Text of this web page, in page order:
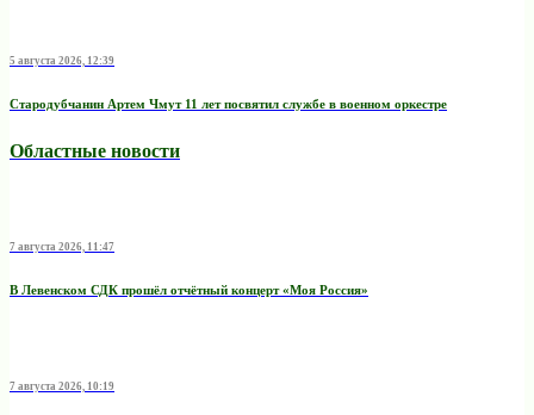
5 августа 2026, 12:39
Стародубчанин Артем Чмут 11 лет посвятил службе в военном оркестре
Областные новости
7 августа 2026, 11:47
В Левенском СДК прошёл отчётный концерт «Моя Россия»
7 августа 2026, 10:19